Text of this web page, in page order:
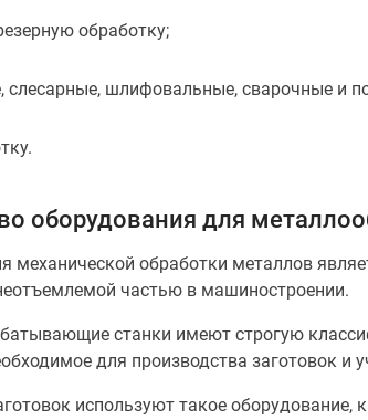
обработку;
слесарные, шлифовальные, сварочные и
оборудования для
механической обработки металлов
частью в машиностроении.
станки имеют строгую
для производства заготовок и
используют такое